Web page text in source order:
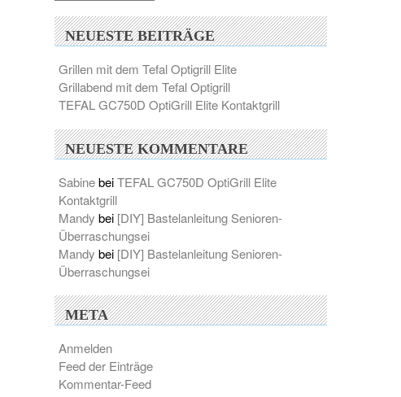
NEUESTE BEITRÄGE
Grillen mit dem Tefal Optigrill Elite
Grillabend mit dem Tefal Optigrill
TEFAL GC750D OptiGrill Elite Kontaktgrill
NEUESTE KOMMENTARE
SabinebeiTEFAL GC750D OptiGrill Elite
Kontaktgrill
Mandy bei [DIY] Bastelanleitung Senioren-
Überraschungsei
Mandy bei [DIY] Bastelanleitung Senioren-
Überraschungsei
META
Anmelden
Feed der Einträge
Kommentar-Feed